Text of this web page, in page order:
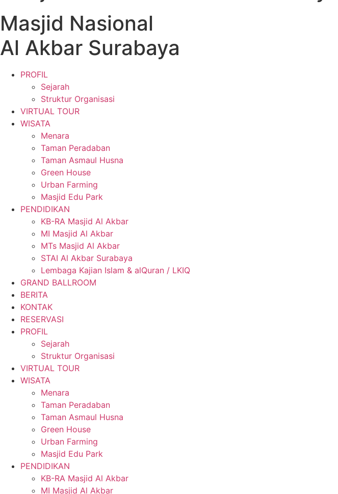
Masjid Nasional
Al Akbar Surabaya
PROFIL
Sejarah
Struktur Organisasi
VIRTUAL TOUR
WISATA
Menara
Taman Peradaban
Taman Asmaul Husna
Green House
Urban Farming
Masjid Edu Park
PENDIDIKAN
KB-RA Masjid Al Akbar
MI Masjid Al Akbar
MTs Masjid Al Akbar
STAI Al Akbar Surabaya
Lembaga Kajian Islam & alQuran / LKIQ
GRAND BALLROOM
BERITA
KONTAK
RESERVASI
PROFIL
Sejarah
Struktur Organisasi
VIRTUAL TOUR
WISATA
Menara
Taman Peradaban
Taman Asmaul Husna
Green House
Urban Farming
Masjid Edu Park
PENDIDIKAN
KB-RA Masjid Al Akbar
MI Masjid Al Akbar